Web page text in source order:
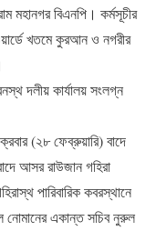
মহানগর বিএনপি। কর্মসূচীর
খতমে কুরআন ও নগরীর
দলীয় কার্যালয় সংলগ্ন
(২৮ ফেব্রুয়ারি) বাদে
আসর রাউজান গহিরা
পারিবারিক কবরস্থানে
নোমানের একান্ত সচিব নুরুল